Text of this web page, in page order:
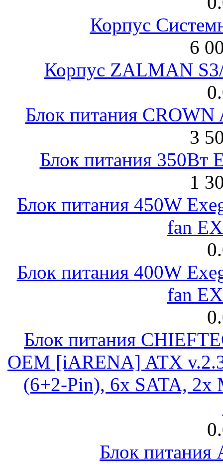
Корпус
6
Корпус ZALMAN
Блок питания
3
Блок питания 350Вт
1
Блок питания 450W
fan
Блок питания 400W
fan
Блок питания
OEM [iARENA] ATX
(6+2-Pin), 6x SATA, 2x
Блок питания